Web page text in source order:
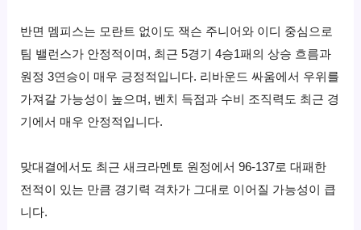
반면 멤피스는 모란트 없이도 잭슨 주니어와 이디 중심으로
팀 밸런스가 안정적이며, 최근 5경기 4승1패의 상승 흐름과
원정 3연승이 매우 긍정적입니다. 리바운드 싸움에서 우위를
가져갈 가능성이 높으며, 벤치 득점과 수비 조직력도 최근 경
기에서 매우 안정적입니다.
맞대결에서도 최근 새크라멘토 원정에서 96-137로 대패한
전적이 있는 만큼 경기력 격차가 그대로 이어질 가능성이 큽
니다.